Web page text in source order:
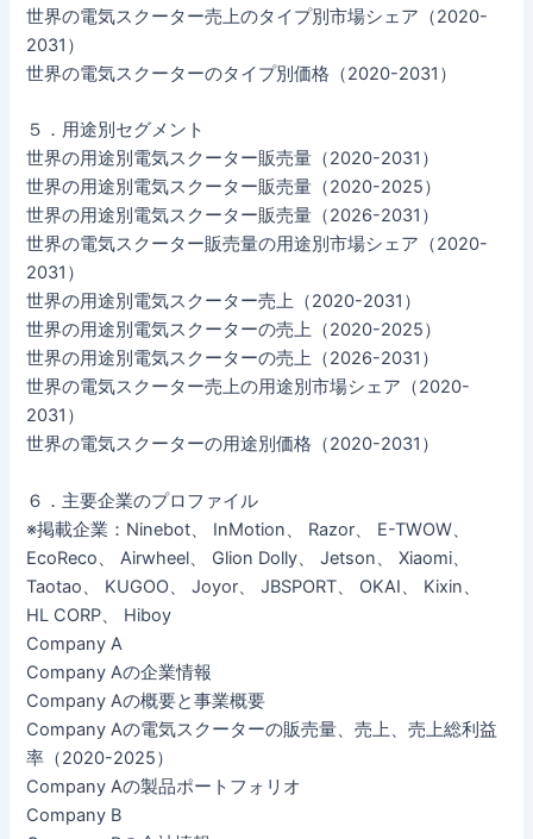
世界の電気スクーター売上のタイプ別市場シェア（2020-
2031）
世界の電気スクーターのタイプ別価格（2020-2031）
５．用途別セグメント
世界の用途別電気スクーター販売量（2020-2031）
世界の用途別電気スクーター販売量（2020-2025）
世界の用途別電気スクーター販売量（2026-2031）
世界の電気スクーター販売量の用途別市場シェア（2020-
2031）
世界の用途別電気スクーター売上（2020-2031）
世界の用途別電気スクーターの売上（2020-2025）
世界の用途別電気スクーターの売上（2026-2031）
世界の電気スクーター売上の用途別市場シェア（2020-
2031）
世界の電気スクーターの用途別価格（2020-2031）
６．主要企業のプロファイル
※掲載企業：Ninebot、 InMotion、 Razor、 E-TWOW、
EcoReco、 Airwheel、 Glion Dolly、 Jetson、 Xiaomi、
Taotao、 KUGOO、 Joyor、 JBSPORT、 OKAI、 Kixin、
HL CORP、 Hiboy
Company A
Company Aの企業情報
Company Aの概要と事業概要
Company Aの電気スクーターの販売量、売上、売上総利益
率（2020-2025）
Company Aの製品ポートフォリオ
Company B